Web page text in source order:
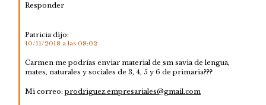
Responder
Patricia dijo:
10/11/2018 a las 08:02
Carmen me podrías enviar material de sm savia de lengua,
mates, naturales y sociales de 3, 4, 5 y 6 de primaria???
Mi correo:prodriguez.empresariales@gmail.com